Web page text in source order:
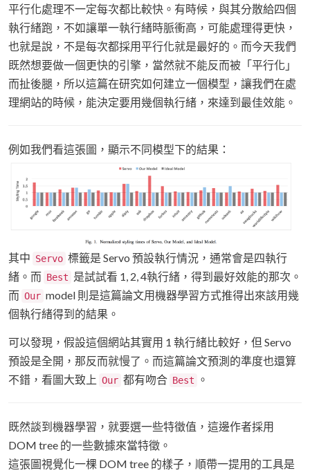
平行化處理不一定每次都比較快。有時候，與其分散給四個
執行緒跑，不如讓單一執行緒時脈衝高，可能處理得更快，
也就是說，不是每次都採用平行化就是最好的。而今天我們
既然想要做一個更快的引擎，當然就不能反而被「平行化」
而扯後腿，所以這篇在研究如何建立一個模型，讓我們在處
理網站的時候，能決定要用幾個執行緒，來達到最佳效能。
例如我們看這張圖，顯示不同模型下的結果：
其中 Servo 標籤是 Servo 預設執行情況，通常會是四執行
緒。而 Best 是試試看 1, 2, 4執行緒，得到最好效能的那次。
而 Our model 則是這篇論文用機器學習方式推得出來該用幾
個執行緒得到的結果。
可以發現，假設這個網站其實用 1 執行緒比較好，但 Servo
預設是全開，那反而就慢了。而這篇論文預測的準度也還算
不錯，看圖大致上 Our 都有吻合 Best 。
既然談到機器學習，就要選一些特徵值，這邊作者採用
DOM tree 的一些數據來當特徵。
這張圖視覺化一棵 DOM tree 的樣子，順帶一提用的工具是